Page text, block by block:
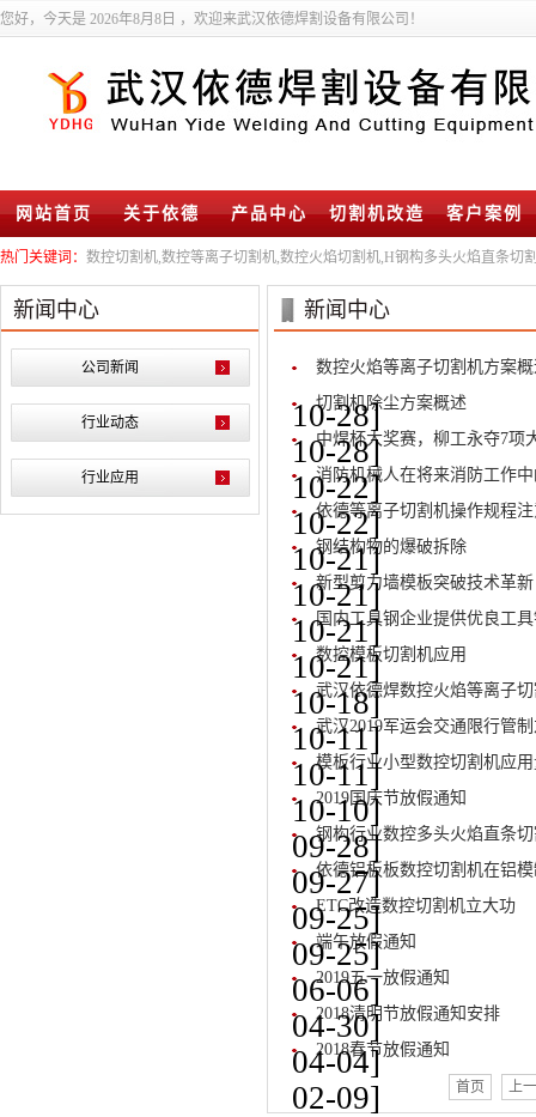
您好，今天是 2026年8月8日 ，欢迎来武汉依德焊割设备有限公司！
网站首页 关于依德 产品中心 切割机改造 客户案例
热门关键词： 数控切割机,数控等离子切割机,数控火焰切割机,H钢构多头火焰直条切
新闻中心
公司新闻
行业动态
行业应用
新闻中心
数控火焰等离子切割机方案概
10-28]
切割机除尘方案概述
10-28]
中焊杯大奖赛，柳工永夺7项
10-22]
消防机械人在将来消防工作
10-22]
依德等离子切割机操作规程
10-21]
钢结构物的爆破拆除
10-21]
新型剪力墙模板突破技术革新
10-21]
国内工具钢企业提供优良工
10-21]
数控模板切割机应用
10-18]
武汉依德焊数控火焰等离子
10-11]
武汉2019军运会交通限行管
10-11]
模板行业小型数控切割机应
10-10]
2019国庆节放假通知
09-28]
钢构行业数控多头火焰直条
09-27]
依德铝板板数控切割机在铝
09-25]
ETC改造数控切割机立大功
09-25]
端午放假通知
06-06]
2019五一放假通知
04-30]
2018清明节放假通知安排
04-04]
2018春节放假通知
02-09] 首页 上